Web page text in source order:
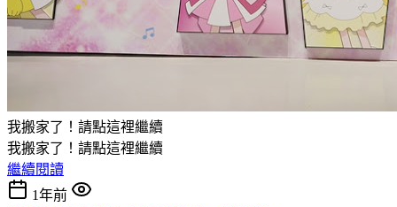
我搬家了！請點這裡繼續
我搬家了！請點這裡繼續
繼續閱讀
1年前